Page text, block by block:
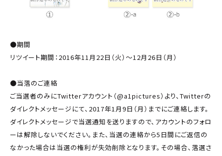
●期間
リツイート期間：2016年11月22日（火）～12月26日（月）
●当落のご連絡
ご当選者のみにTwitterアカウント（@a1pictures）より、Twitterの
ダイレクトメッセージにて、2017年1月9日（月）までにご連絡します。
ダイレクトメッセージで当選通知を送りますので、アカウントのフォロ
ーは解除しないでください。また、当選の連絡から5日間にご返信の
なかった場合は当選の権利が失効削除となります。その場合、落選さ